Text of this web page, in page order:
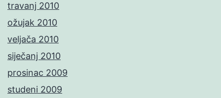
travanj 2010
ožujak 2010
veljača 2010
siječanj 2010
prosinac 2009
studeni 2009